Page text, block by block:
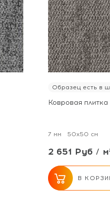
Образец есть в
Ковровая
7 мм 50x50 см
2 651 Руб /
В